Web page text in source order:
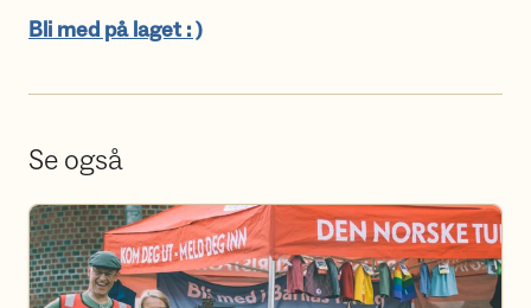
Bli med på laget : )
Se også
Bli frivillig